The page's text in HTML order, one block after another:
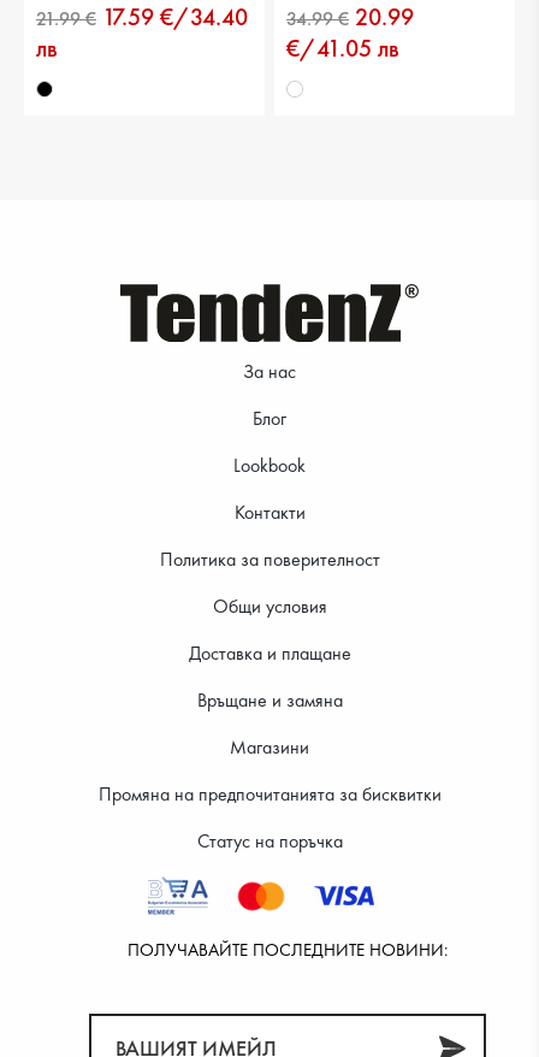
39.99 € 29.99 €
17.59 €/34.40
лв
20.99
€/41.05 лв
За нас
Блог
Lookbook
Контакти
Политика за поверителност
Общи условия
Доставка и плащане
Връщане и замяна
Магазини
Промяна на предпочитанията за бисквитки
Статус на поръчка
ПОЛУЧАВАЙТЕ ПОСЛЕДНИТЕ НОВИНИ: